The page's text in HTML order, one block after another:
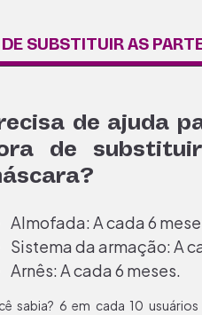
SUBSTITUIR AS
de ajuda
de
Almofada: A cada 6
Sistema da armação: A
Arnês: A cada 6 meses.
sabia? 6 em cada 10